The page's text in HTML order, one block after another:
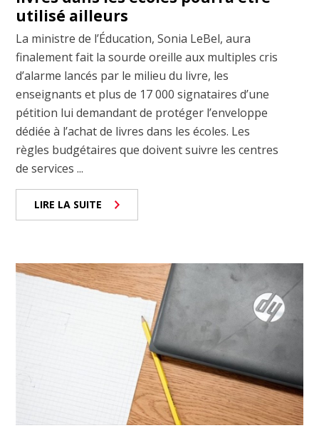
utilisé ailleurs
La ministre de l’Éducation, Sonia LeBel, aura
finalement fait la sourde oreille aux multiples cris
d’alarme lancés par le milieu du livre, les
enseignants et plus de 17 000 signataires d’une
pétition lui demandant de protéger l’enveloppe
dédiée à l’achat de livres dans les écoles. Les
règles budgétaires que doivent suivre les centres
de services ...
LIRE LA SUITE